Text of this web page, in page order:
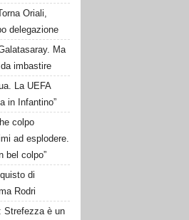
Oriali,
delegazione
Ma
imbastire
La UEFA
in Infantino”
colpo
ad esplodere.
bel colpo”
di
Rodri
Strefezza è un